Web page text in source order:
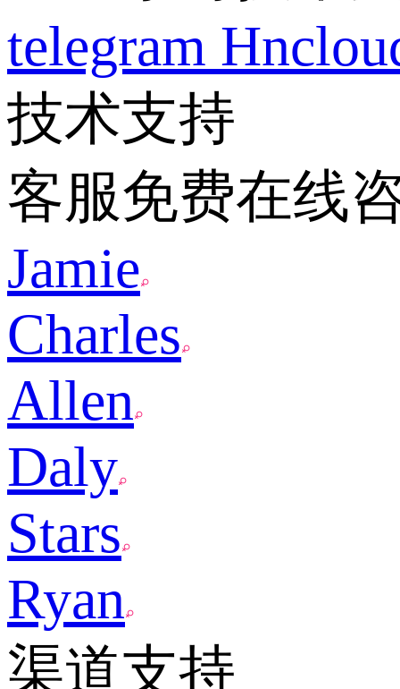
telegram
技术支持
客服免费在线
Jamie
Charles
Allen
Daly
Stars
Ryan
渠道支持